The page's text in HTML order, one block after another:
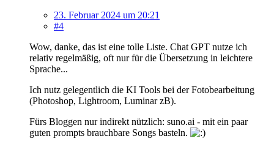
23. Februar 2024 um 20:21
#4
Wow, danke, das ist eine tolle Liste. Chat GPT nutze ich
relativ regelmäßig, oft nur für die Übersetzung in leichtere
Sprache...
Ich nutz gelegentlich die KI Tools bei der Fotobearbeitung
(Photoshop, Lightroom, Luminar zB).
Fürs Bloggen nur indirekt nützlich: suno.ai - mit ein paar
guten prompts brauchbare Songs basteln.